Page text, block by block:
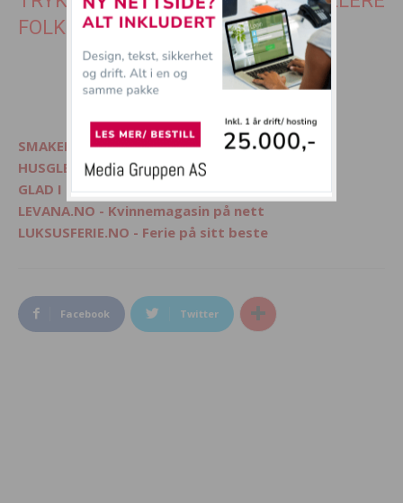
FOLK
1
SMAKELIG - Mat, interiør og livsglede
HUSGLEDE.NO - Finn lekre matoppskrifter
GLAD I DYR? - Besøk Morsommedyr.no
LEVANA.NO - Kvinnemagasin på nett
LUKSUSFERIE.NO - Ferie på sitt beste
Facebook Twitter